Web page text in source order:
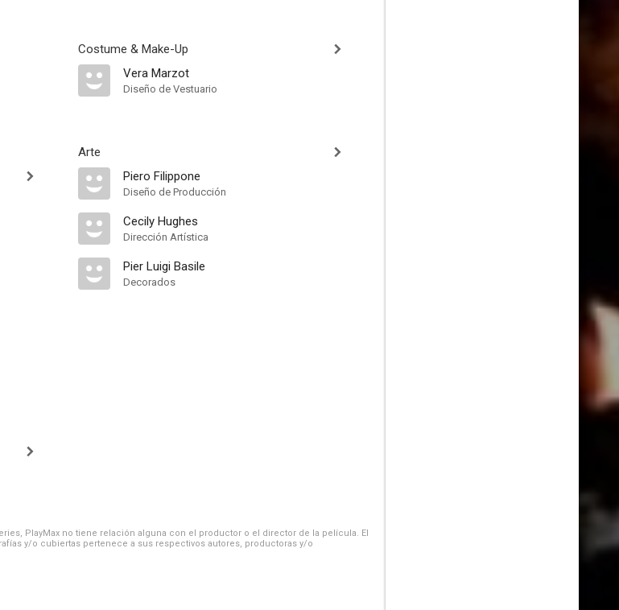
Costume & Make-Up
Vera Marzot
Diseño de Vestuario
Arte
Piero Filippone
Diseño de Producción
Cecily Hughes
Dirección Artística
Pier Luigi Basile
Decorados
PlayMax no tiene relación alguna con el productor o el director de la película. El
y/o cubiertas pertenece a sus respectivos autores, productoras y/o